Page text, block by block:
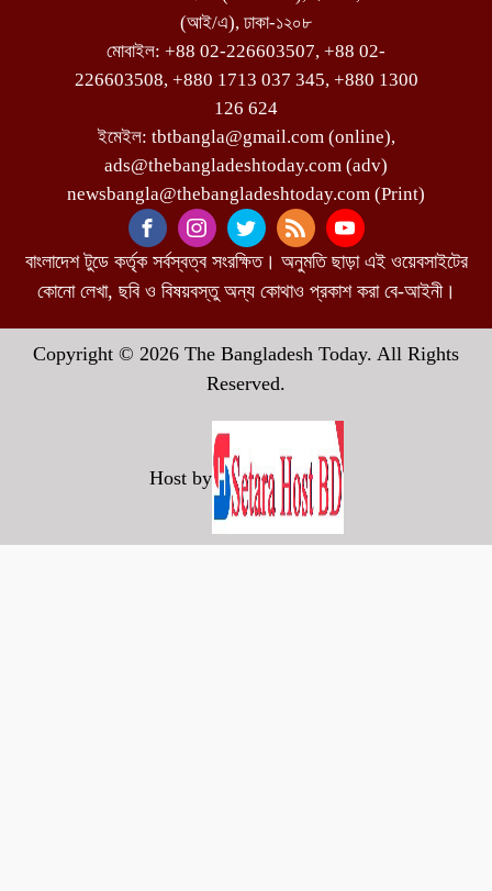
(আই/এ), ঢাকা-১২০৮
মোবাইল: +88 02-226603507, +88 02-
226603508, +880 1713 037 345, +880 1300
126 624
ইমেইল: tbtbangla@gmail.com (online),
ads@thebangladeshtoday.com (adv)
newsbangla@thebangladeshtoday.com (Print)
বাংলাদেশ টুডে কর্তৃক সর্বস্বত্ব সংরক্ষিত। অনুমতি ছাড়া এই ওয়েবসাইটের
কোনো লেখা, ছবি ও বিষয়বস্তু অন্য কোথাও প্রকাশ করা বে-আইনী।
Copyright © 2026 The Bangladesh Today. All Rights
Reserved.
Host by